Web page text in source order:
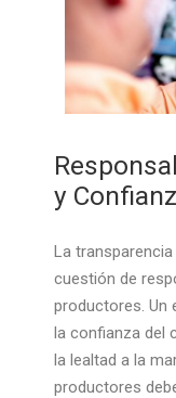
y
La
cuestión de
productores. Un
la confianza del
la lealtad a la
productores